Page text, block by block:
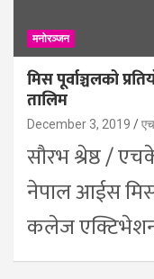
मनोरञ्जन
मिस पूर्वाञ्चलको
तालिम
December 3, 2019
सौरभ श्रेष्ठ /
नेपाल आईस
कलेज